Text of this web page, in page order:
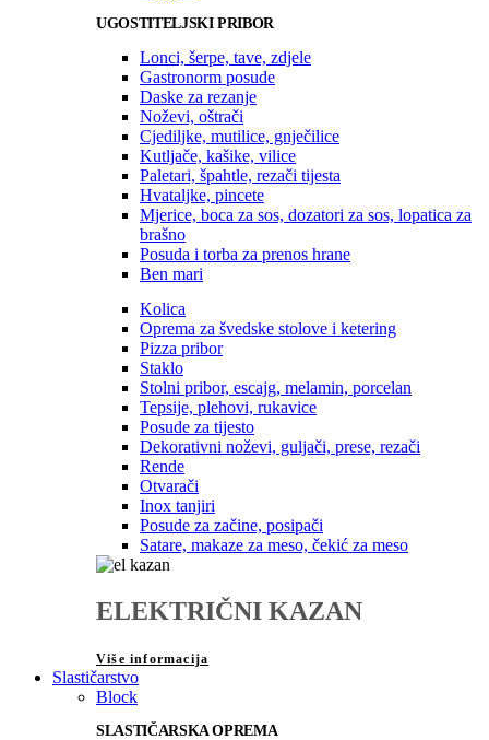
UGOSTITELJSKI PRIBOR
Lonci, šerpe, tave, zdjele
Gastronorm posude
Daske za rezanje
Noževi, oštrači
Cjediljke, mutilice, gnječilice
Kutljače, kašike, vilice
Paletari, špahtle, rezači tijesta
Hvataljke, pincete
Mjerice, boca za sos, dozatori za sos, lopatica za
brašno
Posuda i torba za prenos hrane
Ben mari
Kolica
Oprema za švedske stolove i ketering
Pizza pribor
Staklo
Stolni pribor, escajg, melamin, porcelan
Tepsije, plehovi, rukavice
Posude za tijesto
Dekorativni noževi, guljači, prese, rezači
Rende
Otvarači
Inox tanjiri
Posude za začine, posipači
Satare, makaze za meso, čekić za meso
ELEKTRIČNI KAZAN
Više informacija
Slastičarstvo
Block
SLASTIČARSKA OPREMA